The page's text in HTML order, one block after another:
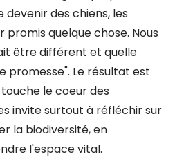
des chiens, les
quelque chose. Nous
être différent et quelle
promesse". Le résultat est
le coeur des
invite surtout à réfléchir sur
la biodiversité, en
l'espace vital.